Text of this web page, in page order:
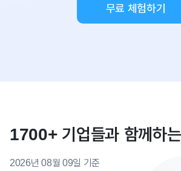
무료 체험하기
1700+ 기업들과 함께하
2026년 08월 09일 기준